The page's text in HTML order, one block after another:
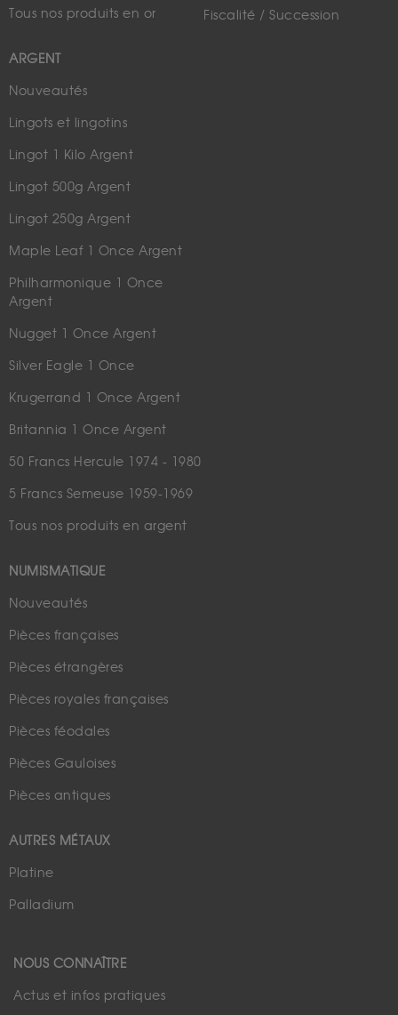
Tous nos produits en or
ARGENT
Nouveautés
Lingots et lingotins
Lingot 1 Kilo Argent
Lingot 500g Argent
Lingot 250g Argent
Maple Leaf 1 Once Argent
Philharmonique 1 Once
Argent
Nugget 1 Once Argent
Silver Eagle 1 Once
Krugerrand 1 Once Argent
Britannia 1 Once Argent
50 Francs Hercule 1974 - 1980
5 Francs Semeuse 1959-1969
Tous nos produits en argent
NUMISMATIQUE
Nouveautés
Pièces françaises
Pièces étrangères
Pièces royales françaises
Pièces féodales
Pièces Gauloises
Pièces antiques
AUTRES MÉTAUX
Platine
Palladium
NOUS CONNAÎTRE
Actus et infos pratiques
Fiscalité / Succession